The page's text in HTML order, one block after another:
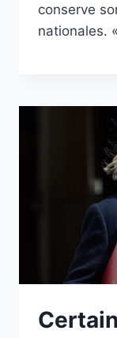
conserve
nationales.